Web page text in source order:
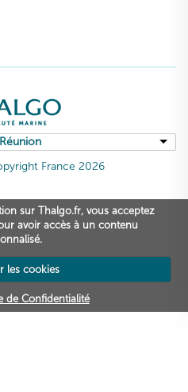
France 2026
sur Thalgo.fr, vous acceptez
avoir accès à un contenu
les cookies
de Confidentialité